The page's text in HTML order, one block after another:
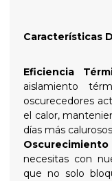
Características
Eficiencia
aislamiento
oscurecedores
el calor,
días más
Oscurecimiento
necesitas con
que no solo